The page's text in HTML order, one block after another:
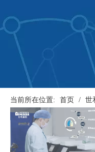
当前所在位置: 首页 / 世